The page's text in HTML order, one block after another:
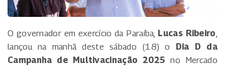
O governador em exercício da Paraíba, Lucas Ribeiro,
lançou na manhã deste sábado (18) o
Dia D da
Campanha de Multivacinação 2025 no Mercado